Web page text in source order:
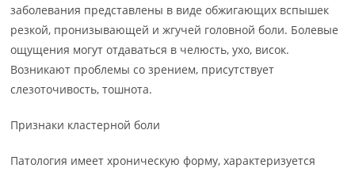
заболевания представлены в виде обжигающих вспышек
резкой, пронизывающей и жгучей головной боли. Болевые
ощущения могут отдаваться в челюсть, ухо, висок.
Возникают проблемы со зрением, присутствует
слезоточивость, тошнота.
Признаки кластерной боли
Патология имеет хроническую форму, характеризуется